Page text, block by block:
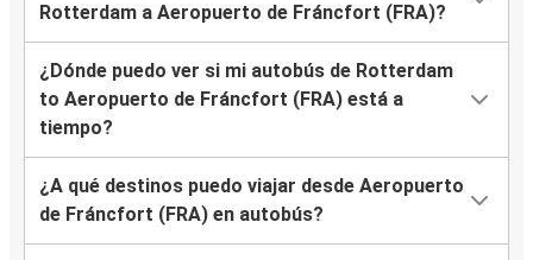
Rotterdam a Aeropuerto de Fráncfort (FRA)?
¿Dónde puedo ver si mi autobús de Rotterdam
to Aeropuerto de Fráncfort (FRA) está a
tiempo?
¿A qué destinos puedo viajar desde Aeropuerto
de Fráncfort (FRA) en autobús?